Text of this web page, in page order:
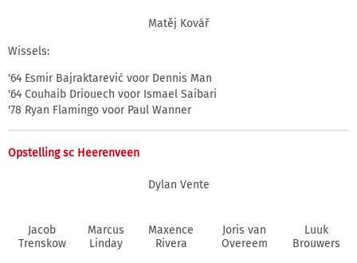
Matěj Kovář
Wissels:
'64 Esmir Bajraktarević voor Dennis Man
'64 Couhaib Driouech voor Ismael Saibari
'78 Ryan Flamingo voor Paul Wanner
Opstelling sc Heerenveen
Dylan Vente
Jacob
Trenskow
Marcus
Linday
Maxence
Rivera
Joris van
Overeem
Luuk
Brouwers